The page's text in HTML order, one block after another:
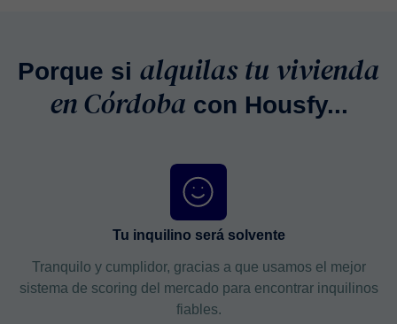
Porque si alquilas tu vivienda
en Córdoba con Housfy...
Tu inquilino será solvente
Tranquilo y cumplidor, gracias a que usamos el mejor
sistema de scoring del mercado para encontrar inquilinos
fiables.